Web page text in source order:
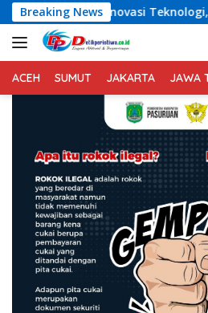
Langsung
ke
konten
Breaking Newsdan Kepastian Hukum
ACEH SUMUT JAKARTA JAWA